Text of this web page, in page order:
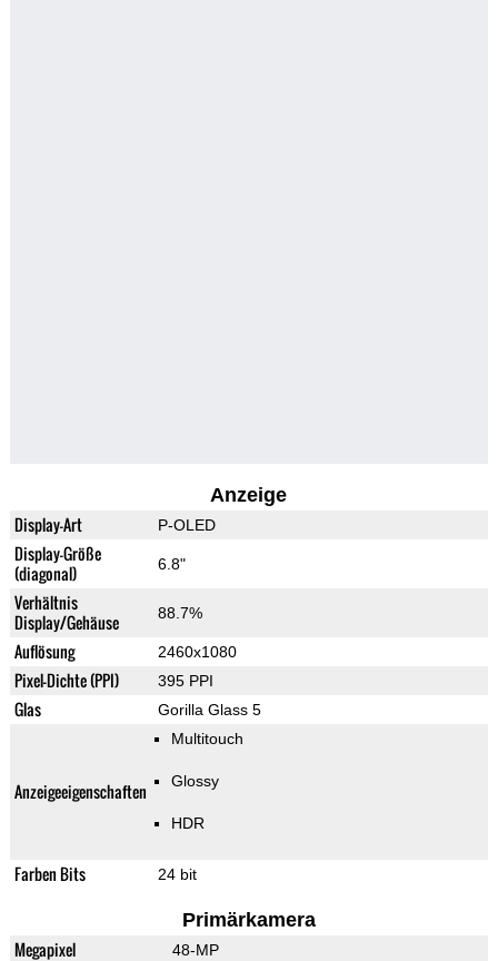
Anzeige
Display-Art P-OLED
Display-Größe
(diagonal)
6.8"
Verhältnis
Display/Gehäuse
88.7%
Auflösung 2460x1080
Pixel-Dichte (PPI) 395 PPI
Glas Gorilla Glass 5
Anzeigeeigenschaften
Multitouch
Glossy
HDR
Farben Bits 24 bit
Primärkamera
Megapixel 48-MP